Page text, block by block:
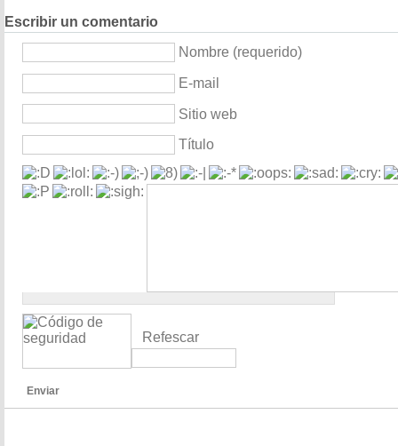
Escribir un comentario
Nombre (requerido)
E-mail
Sitio web
Título
Refescar
Enviar